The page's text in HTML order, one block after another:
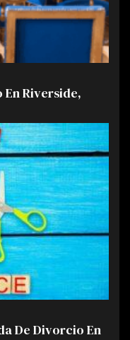
En Riverside,
De Divorcio En